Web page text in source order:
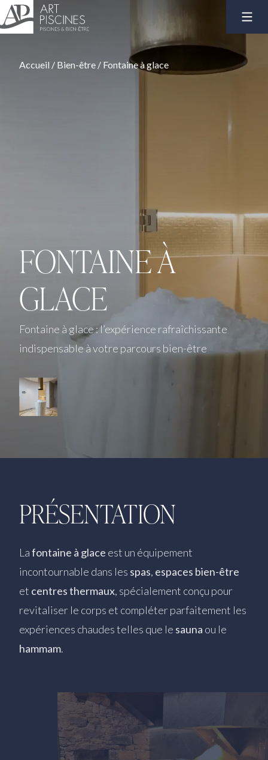
Accueil / Bien-être / Fontaine à glace
FONTAINE À
GLACE
Fontaine à glace : l’expérience rafraîchissante
indispensable à votre parcours bien-être
PRÉSENTATION
Lafontaine à glace est un équipement
incontournable dans les spas, espaces bien-être
et centres thermaux, spécialement conçu pour
revitaliser le corps et compléter parfaitement les
expériences chaudes telles que le sauna ou le
hammam.